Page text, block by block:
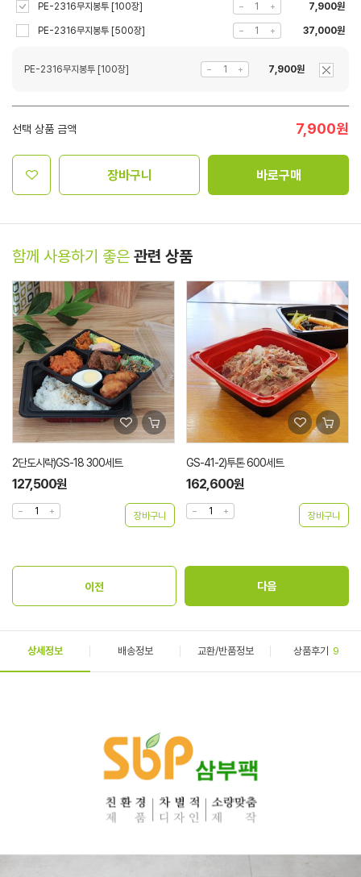
PE-2316무지봉투 [100장] 7,900원
PE-2316무지봉투 [500장] 37,000원
PE-2316무지봉투 [100장] 7,900원
선택 상품 금액 7,900원
장바구니 바로구매
함께 사용하기 좋은 관련 상품
2단도시락)GS-18 300세트
127,500원
GS-41-2)투톤 600세트
162,600원
상세정보 배송정보 교환/반품정보 상품후기 9